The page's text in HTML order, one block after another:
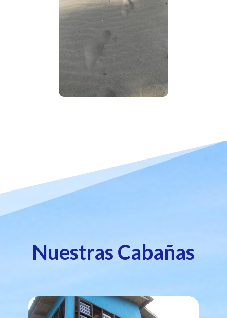
Nuestras Cabañas